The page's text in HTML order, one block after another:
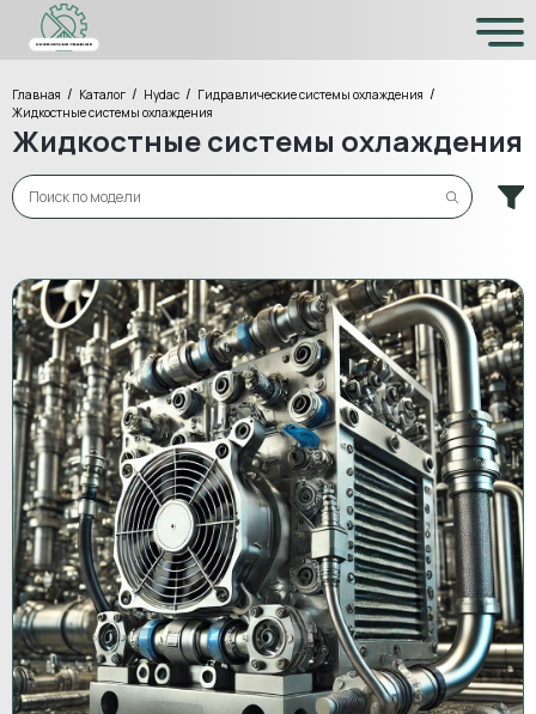
Главная / Каталог / Hydac / Гидравлические системы охлаждения /
Жидкостные системы охлаждения
Жидкостные системы охлаждения